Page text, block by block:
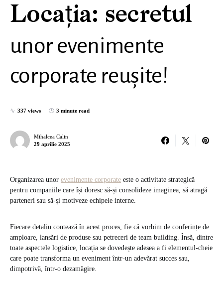
Locația: secretul
unor evenimente
corporate reușite!
337 views 3 minute read
Mihalcea Calin
29 aprilie 2025
Organizarea unor evenimente corporate este o activitate strategică
pentru companiile care își doresc să-și consolideze imaginea, să atragă
parteneri sau să-și motiveze echipele interne.
Fiecare detaliu contează în acest proces, fie că vorbim de conferințe de
amploare, lansări de produse sau petreceri de team building. Însă, dintre
toate aspectele logistice, locația se dovedește adesea a fi elementul-cheie
care poate transforma un eveniment într-un adevărat succes sau,
dimpotrivă, într-o dezamăgire.